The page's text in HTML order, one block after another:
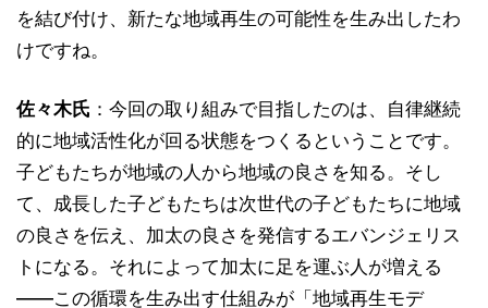
を結び付け、新たな地域再生の可能性を生み出したわ
けですね。
佐々木氏 ：今回の取り組みで目指したのは、自律継続
的に地域活性化が回る状態をつくるということです。
子どもたちが地域の人から地域の良さを知る。そし
て、成長した子どもたちは次世代の子どもたちに地域
の良さを伝え、加太の良さを発信するエバンジェリス
トになる。それによって加太に足を運ぶ人が増える
――この循環を生み出す仕組みが「地域再生モデ